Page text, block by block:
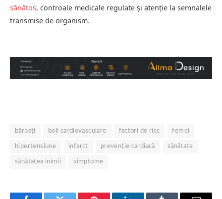
sănătos, controale medicale regulate și atenție la semnalele
transmise de organism.
bărbați boli cardiovasculare factori de risc femei
hipertensiune infarct prevenție cardiacă sănătate
sănătatea inimii simptome